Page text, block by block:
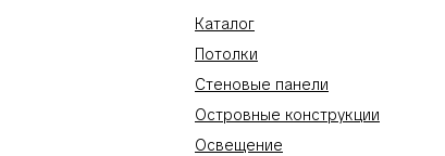
Каталог
Потолки
Стеновые панели
Островные конструкции
Освещение